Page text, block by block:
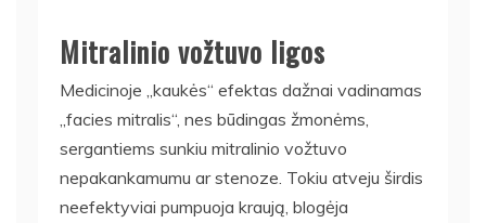
Mitralinio vožtuvo ligos
Medicinoje „kaukės“ efektas dažnai vadinamas
„facies mitralis“, nes būdingas žmonėms,
sergantiems sunkiu mitralinio vožtuvo
nepakankamumu ar stenoze. Tokiu atveju širdis
neefektyviai pumpuoja kraują, blogėja